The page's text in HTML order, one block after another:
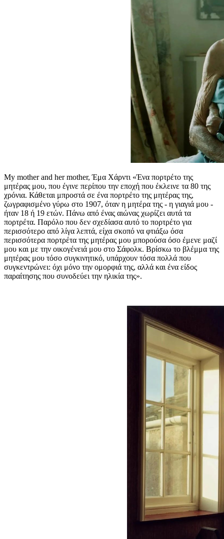
My mother and her mother, Έμα Χάρντι «Ένα πορτρέτο της
μητέρας μου, που έγινε περίπου την εποχή που έκλεινε τα 80 της
χρόνια. Κάθεται μπροστά σε ένα πορτρέτο της μητέρας της,
ζωγραφισμένο γύρω στο 1907, όταν η μητέρα της - η γιαγιά μου -
ήταν 18 ή 19 ετών. Πάνω από ένας αιώνας χωρίζει αυτά τα
πορτρέτα. Παρόλο που δεν σχεδίασα αυτό το πορτρέτο για
περισσότερο από λίγα λεπτά, είχα σκοπό να φτιάξω όσα
περισσότερα πορτρέτα της μητέρας μου μπορούσα όσο έμενε μαζί
μου και με την οικογένειά μου στο Σάφολκ. Βρίσκω το βλέμμα της
μητέρας μου τόσο συγκινητικό, υπάρχουν τόσα πολλά που
συγκεντρώνει: όχι μόνο την ομορφιά της, αλλά και ένα είδος
παραίτησης που συνοδεύει την ηλικία της».